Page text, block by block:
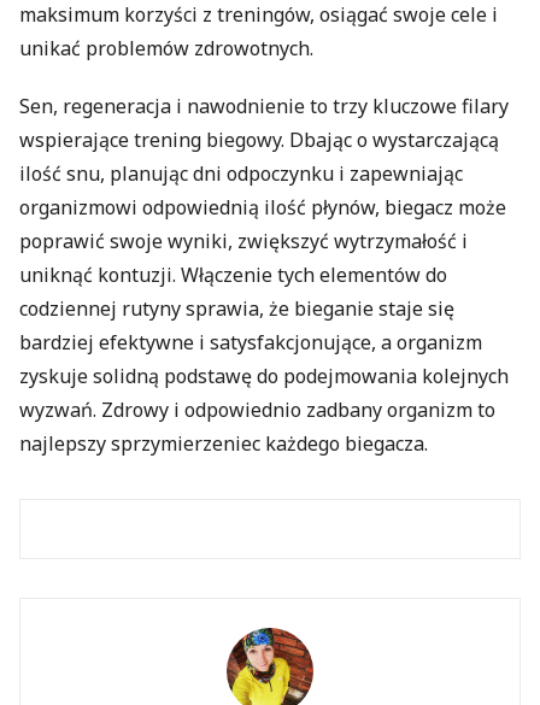
maksimum korzyści z treningów, osiągać swoje cele i
unikać problemów zdrowotnych.
Sen, regeneracja i nawodnienie to trzy kluczowe filary
wspierające trening biegowy. Dbając o wystarczającą
ilość snu, planując dni odpoczynku i zapewniając
organizmowi odpowiednią ilość płynów, biegacz może
poprawić swoje wyniki, zwiększyć wytrzymałość i
uniknąć kontuzji. Włączenie tych elementów do
codziennej rutyny sprawia, że bieganie staje się
bardziej efektywne i satysfakcjonujące, a organizm
zyskuje solidną podstawę do podejmowania kolejnych
wyzwań. Zdrowy i odpowiednio zadbany organizm to
najlepszy sprzymierzeniec każdego biegacza.